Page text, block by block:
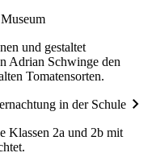
und gestaltet
Adrian Schwinge den
Tomatensorten.
chevron_right
in der Schule
Klassen 2a und 2b mit